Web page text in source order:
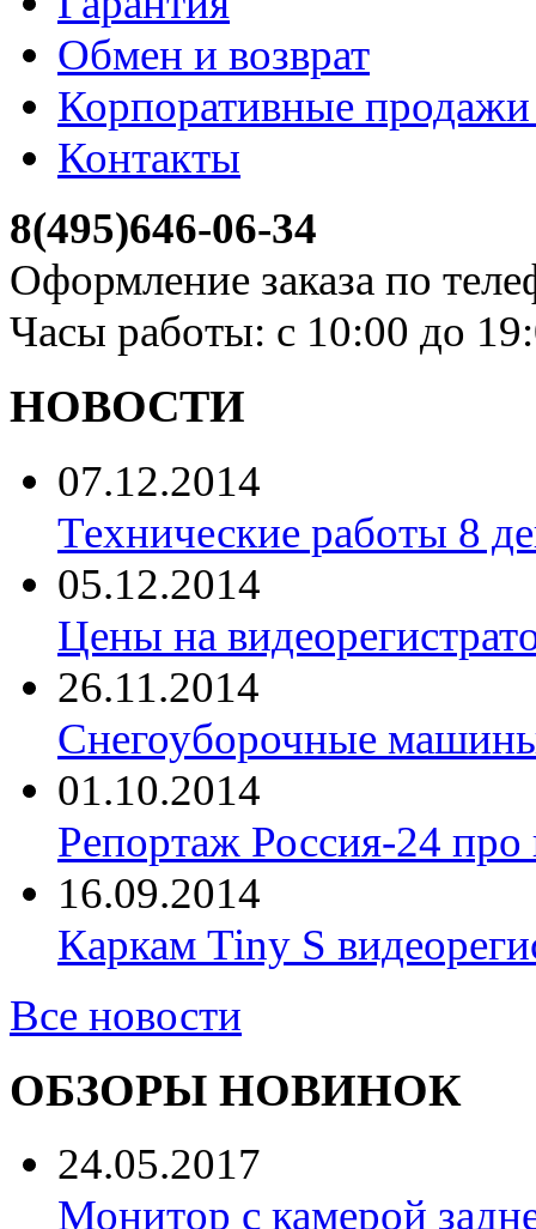
Обмен и возврат
Корпоративные
Контакты
8(495)646-06-34
Оформление заказа по
Часы работы: с 10:00 до
НОВОСТИ
07.12.2014
Технические работы 8
05.12.2014
Цены на
26.11.2014
Снегоуборочные машины
01.10.2014
Репортаж Россия-24 про
16.09.2014
Каркам Tiny S
Все новости
ОБЗОРЫ НОВИНОК
24.05.2017
Монитор с камерой